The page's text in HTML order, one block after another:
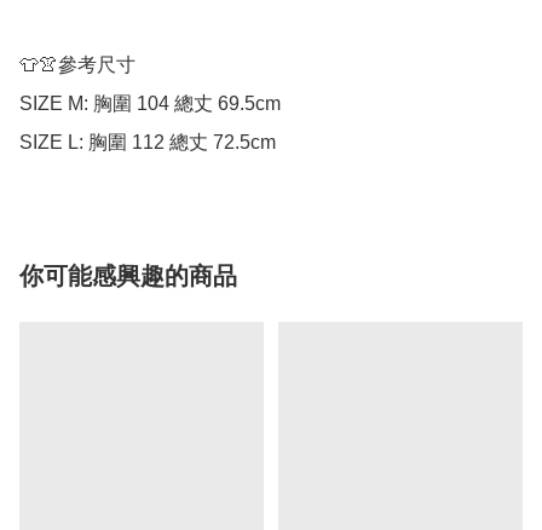
👕👚參考尺寸
SIZE M: 胸圍 104 總丈 69.5cm
SIZE L: 胸圍 112 總丈 72.5cm
你可能感興趣的商品